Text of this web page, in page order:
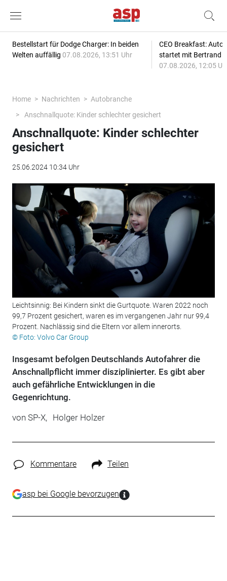
Bestellstart für Dodge Charger: In beiden
Welten auffällig 07.08.2026, 13:51 Uhr
CEO Breakfast:
startet mit Bertrand
07.08.2026, 12:05
Home Nachrichten
Autobranche
Anschnallquote: Kinder schlechter gesichert
Anschnallquote: Kinder schlechter
gesichert
25.06.2024 10:34 Uhr
Leichtsinnig: Bei Kindern sinkt die Gurtquote. Waren 2022 noch
99,7 Prozent gesichert, waren es im vergangenen Jahr nur 99,4
Prozent. Nachlässig sind die Eltern vor allem innerorts.
© Foto: Volvo Car Group
Insgesamt befolgen Deutschlands Autofahrer die
Anschnallpflicht immer disziplinierter. Es gibt aber
auch gefährliche Entwicklungen in die
Gegenrichtung.
von SP-X, Holger Holzer
Kommentare Teilen
asp bei Google bevorzugen